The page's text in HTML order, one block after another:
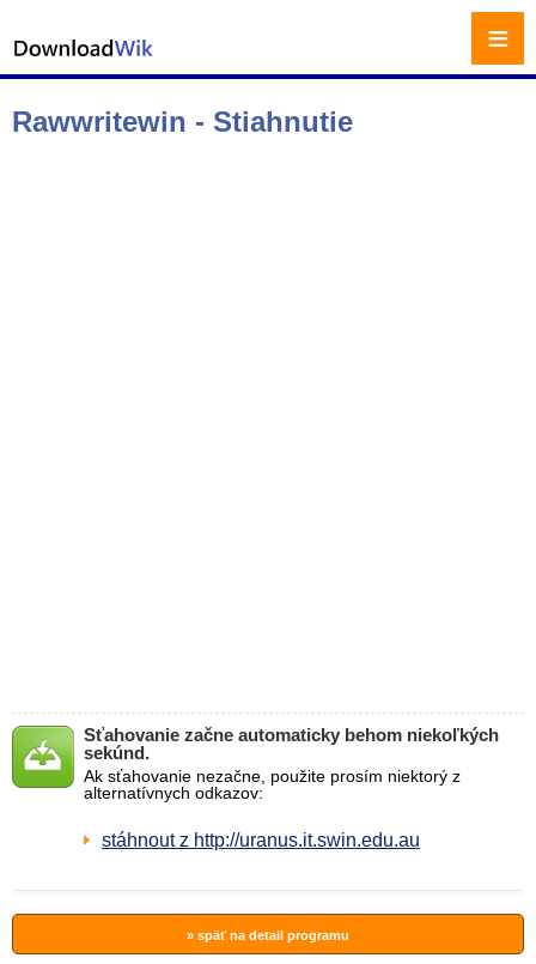
Rawwritewin - Stiahnutie
Sťahovanie začne automaticky behom niekoľkých
sekúnd.
Ak sťahovanie nezačne, použite prosím niektorý z
alternatívnych odkazov:
stáhnout z http://uranus.it.swin.edu.au
» späť na detail programu
≡